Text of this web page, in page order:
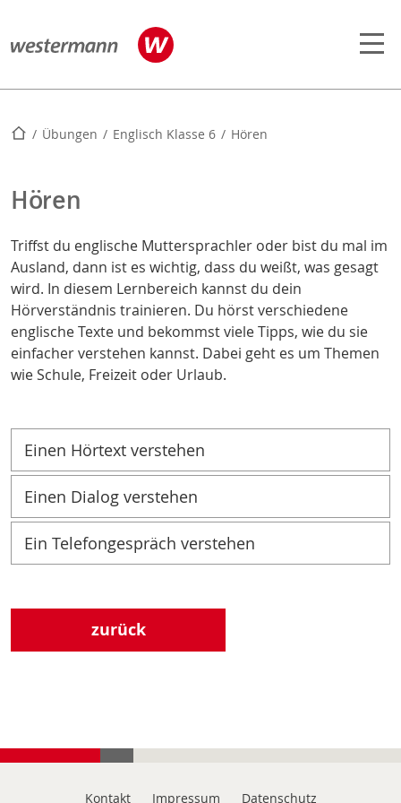
Startseite
Übungen Englisch Klasse 6 Hören
Hören
Triffst du englische Muttersprachler oder bist du mal im
Ausland, dann ist es wichtig, dass du weißt, was gesagt
wird. In diesem Lernbereich kannst du dein
Hörverständnis trainieren. Du hörst verschiedene
englische Texte und bekommst viele Tipps, wie du sie
einfacher verstehen kannst. Dabei geht es um Themen
wie Schule, Freizeit oder Urlaub.
Einen Hörtext verstehen
Einen Dialog verstehen
Ein Telefongespräch verstehen
zurück
Kontakt Impressum Datenschutz